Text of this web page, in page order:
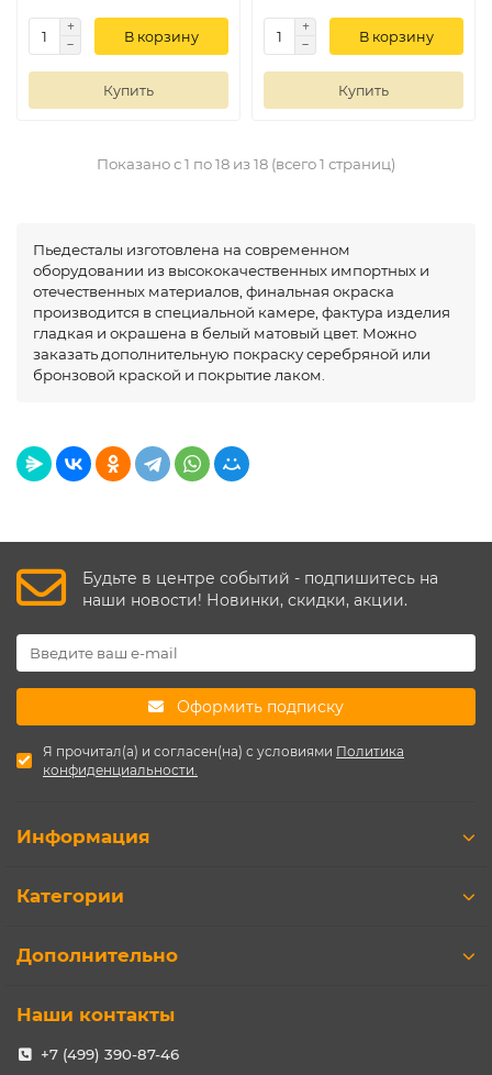
В корзину
Купить
В корзину
Купить
Показано с 1 по 18 из 18 (всего 1 страниц)
Пьедесталы изготовлена на современном
оборудовании из высококачественных импортных и
отечественных материалов, финальная окраска
производится в специальной камере, фактура изделия
гладкая и окрашена в белый матовый цвет. Можно
заказать дополнительную покраску серебряной или
бронзовой краской и покрытие лаком.
Будьте в центре событий - подпишитесь на
наши новости! Новинки, скидки, акции.
Оформить подписку
Я прочитал(а) и согласен(на) с условиями Политика
конфиденциальности.
Информация
Категории
Дополнительно
Наши контакты
+7 (499) 390-87-46